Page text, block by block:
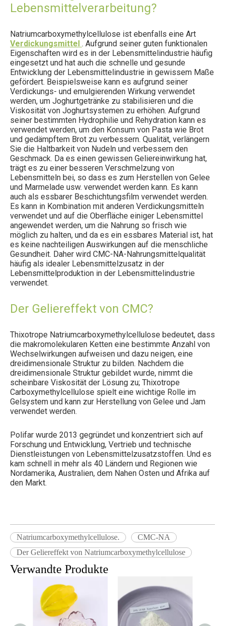
Lebensmittelverarbeitung?
Natriumcarboxymethylcellulose ist ebenfalls eine Art
Verdickungsmittel . Aufgrund seiner guten funktionalen
Eigenschaften wird es in der Lebensmittelindustrie häufig
eingesetzt und hat auch die schnelle und gesunde
Entwicklung der Lebensmittelindustrie in gewissem Maße
gefördert. Beispielsweise kann es aufgrund seiner
Verdickungs- und emulgierenden Wirkung verwendet
werden, um Joghurtgetränke zu stabilisieren und die
Viskosität von Joghurtsystemen zu erhöhen. Aufgrund
seiner bestimmten Hydrophilie und Rehydration kann es
verwendet werden, um den Konsum von Pasta wie Brot
und gedämpftem Brot zu verbessern. Qualität, verlängern
Sie die Haltbarkeit von Nudeln und verbessern den
Geschmack. Da es einen gewissen Geliereinwirkung hat,
trägt es zu einer besseren Verschmelzung von
Lebensmitteln bei, so dass es zum Herstellen von Gelee
und Marmelade usw. verwendet werden kann. Es kann
auch als essbarer Beschichtungsfilm verwendet werden.
Es kann in Kombination mit anderen Verdickungsmitteln
verwendet und auf die Oberfläche einiger Lebensmittel
angewendet werden, um die Nahrung so frisch wie
möglich zu halten, und da es ein essbares Material ist, hat
es keine nachteiligen Auswirkungen auf die menschliche
Gesundheit. Daher wird CMC-NA-Nahrungsmittelqualität
häufig als idealer Lebensmittelzusatz in der
Lebensmittelproduktion in der Lebensmittelindustrie
verwendet.
Der Geliereffekt von CMC?
Thixotrope Natriumcarboxymethylcellulose bedeutet, dass
die makromolekularen Ketten eine bestimmte Anzahl von
Wechselwirkungen aufweisen und dazu neigen, eine
dreidimensionale Struktur zu bilden. Nachdem die
dreidimensionale Struktur gebildet wurde, nimmt die
scheinbare Viskosität der Lösung zu; Thixotrope
Carboxymethylcellulose spielt eine wichtige Rolle im
Gelsystem und kann zur Herstellung von Gelee und Jam
verwendet werden.
Polifar wurde 2013 gegründet und konzentriert sich auf
Forschung und Entwicklung, Vertrieb und technische
Dienstleistungen von Lebensmittelzusatzstoffen. Und es
kam schnell in mehr als 40 Ländern und Regionen wie
Nordamerika, Australien, dem Nahen Osten und Afrika auf
den Markt.
Natriumcarboxymethylcellulose.
CMC-NA
Der Geliereffekt von Natriumcarboxymethylcellulose
Verwandte Produkte